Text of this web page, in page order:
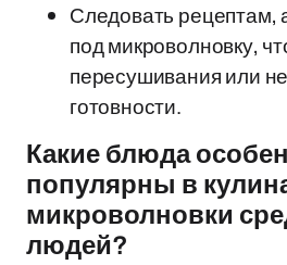
Следовать
под микроволновку,
пересушивания или
готовности.
Какие блюда
популярны в
микроволновки
людей?